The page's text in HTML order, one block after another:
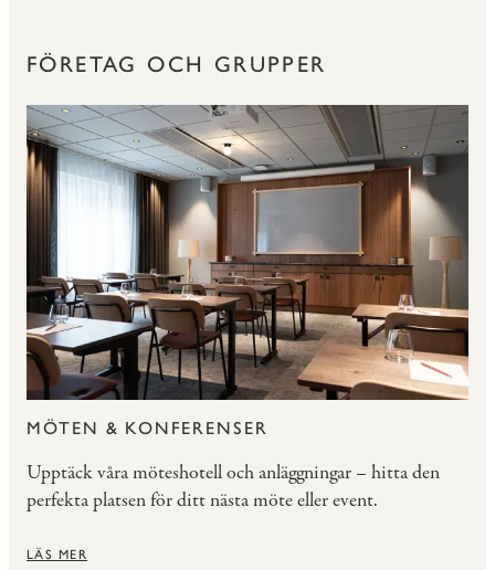
FÖRETAG OCH GRUPPER
MÖTEN & KONFERENSER
Upptäck våra möteshotell och anläggningar – hitta den
perfekta platsen för ditt nästa möte eller event.
LÄS MER